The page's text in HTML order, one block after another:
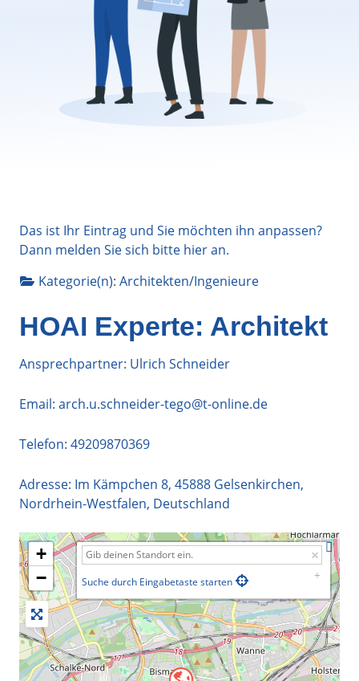
Das ist Ihr Eintrag und Sie möchten ihn anpassen?
Dann melden Sie sich bitte hieran.
Kategorie(n): Architekten/Ingenieure
HOAI Experte: Architekt
Ansprechpartner: Ulrich Schneider
Email: arch.u.schneider-tego@t-online.de
Telefon: 49209870369
Adresse: Im Kämpchen 8, 45888 Gelsenkirchen,
Nordrhein-Westfalen, Deutschland
+
−
Suche durch Eingabetaste starten